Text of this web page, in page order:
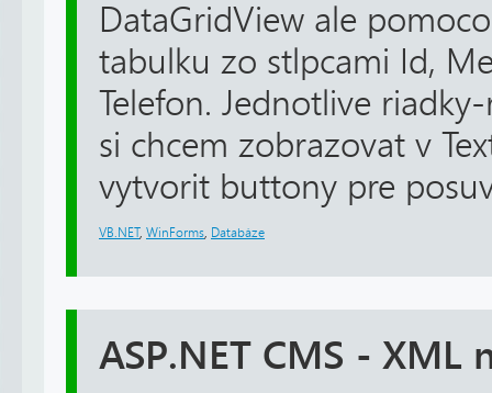
DataGridView ale
tabulku zo stlpcami Id,
Telefon. Jednotlive
si chcem zobrazovat v
vytvorit buttony pre
VB.NET, WinForms Databáze
ASP.NET CMS - XML